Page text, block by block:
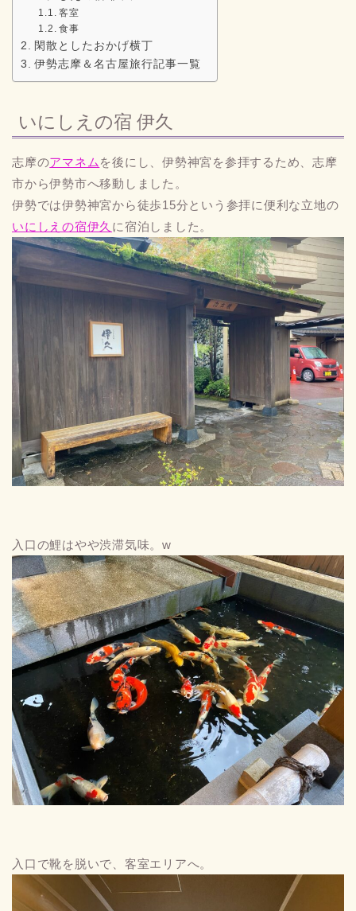
客室
食事
閑散としたおかげ横丁
伊勢志摩＆名古屋旅行記事一覧
いにしえの宿 伊久
志摩のアマネム を後にし、伊勢神宮を参拝するため、志摩
市から伊勢市へ移動しました。
伊勢では伊勢神宮から徒歩15分という参拝に便利な立地の
いにしえの宿伊久 に宿泊しました。
入口の鯉はやや渋滞気味。w
入口で靴を脱いで、客室エリアへ。